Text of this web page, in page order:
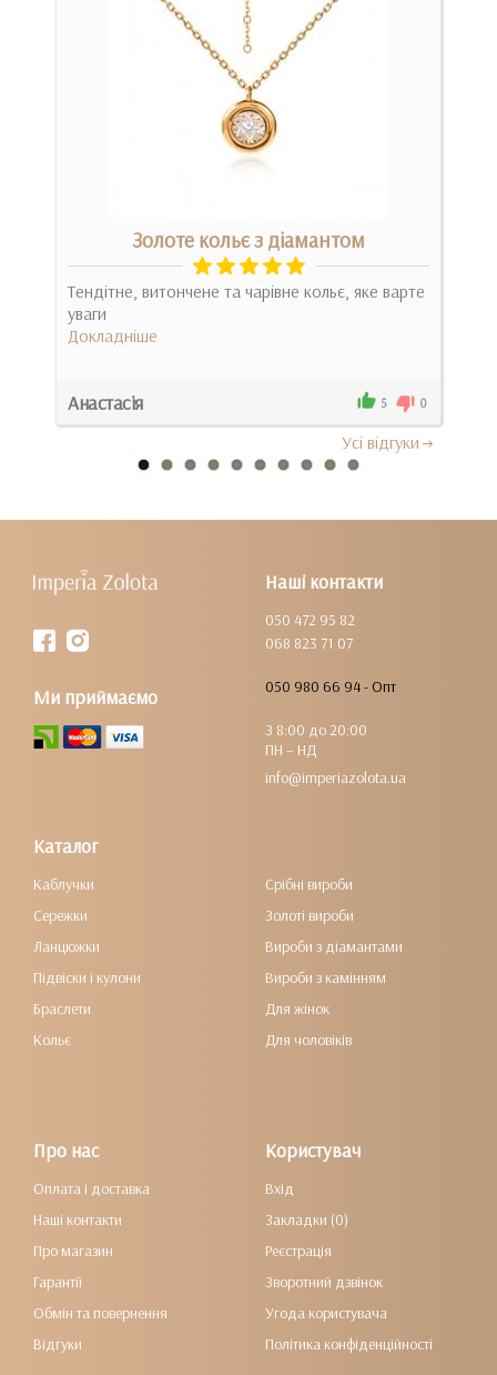
Золоте кольє з діамантом
Тендітне, витончене та чарівне кольє, яке варте
уваги
Докладніше
Анастасія 5 0
Усi вiдгуки
Наші контакти
050 472 95 82
068 823 71 07
050 980 66 94 - Опт
З 8:00 до 20:00
ПН – НД
info@imperiazolota.ua
Ми приймаємо
Каталог
Каблучки
Сережки
Ланцюжки
Підвіски і кулони
Браслети
Кольє
Срібні вироби
Золоті вироби
Вироби з діамантами
Вироби з камінням
Для жінок
Для чоловіків
Про нас
Оплата і доставка
Наші контакти
Про магазин
Гарантії
Обмін та повернення
Відгуки
Користувач
Вхід
Закладки (0)
Реєстрація
Зворотний дзвінок
Угода користувача
Політика конфіденційності